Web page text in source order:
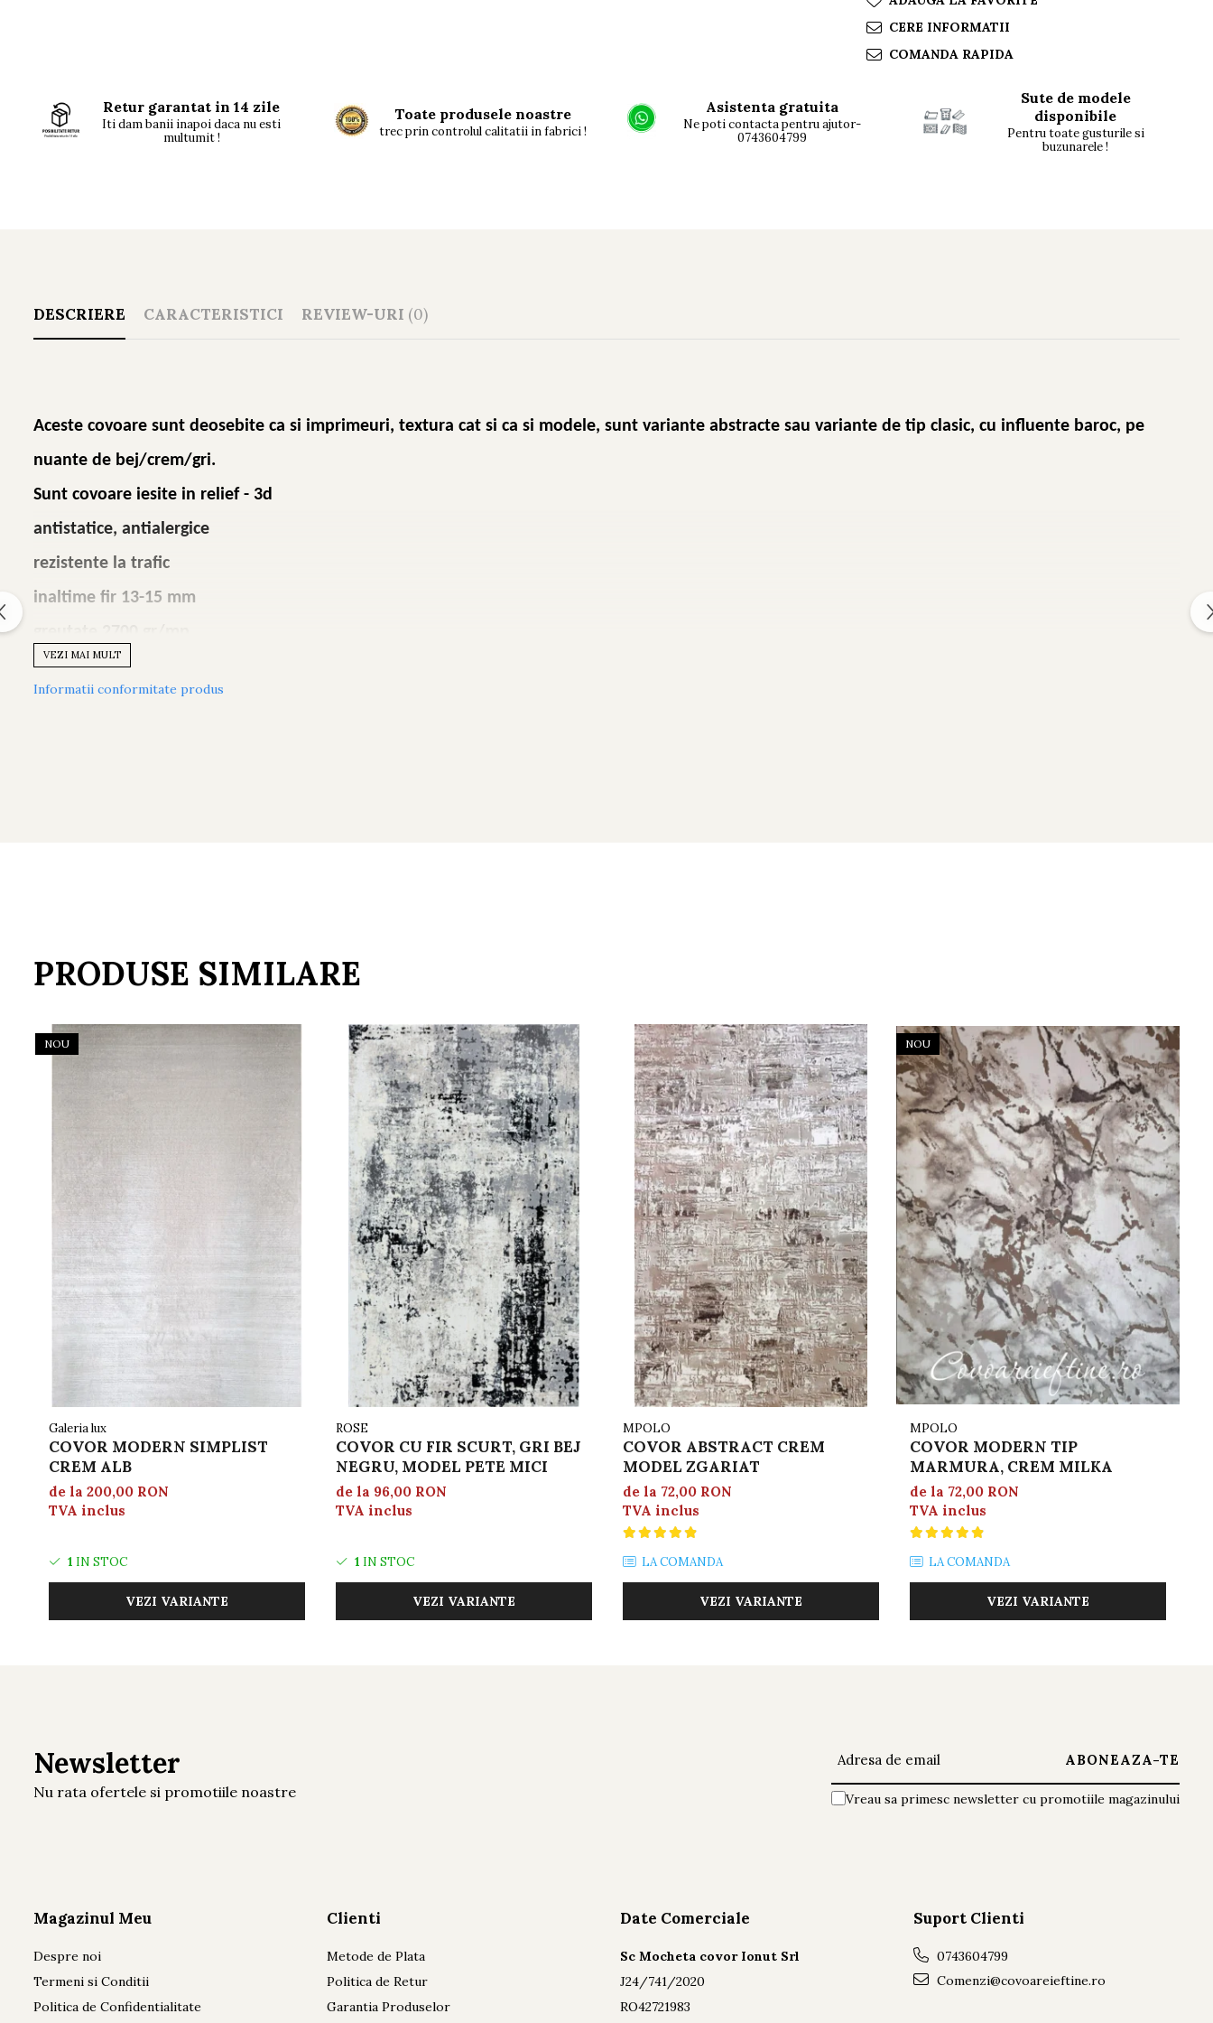
CERE INFORMATII
COMANDA RAPIDA
Retur garantat in 14 zile
Iti dam banii inapoi daca nu esti
multumit !
Toate produsele noastre
trec prin controlul calitatii in fabrici !
Asistenta gratuita
Ne poti contacta pentru ajutor-
0743604799
Sute de modele
disponibile
Pentru toate gusturile si
buzunarele !
DESCRIERE CARACTERISTICI REVIEW-URI (0)
Aceste covoare sunt deosebite ca si imprimeuri, textura cat si ca si modele, sunt variante abstracte sau variante de tip clasic, cu influente baroc, pe
nuante de bej/crem/gri.
Sunt covoare iesite in relief - 3d
antistatice, antialergice
rezistente la trafic
inaltime fir 13-15 mm
tesute mecanic
VEZI MAI MULT
Informatii conformitate produs
PRODUSE SIMILARE
NOU
Galeria lux
COVOR MODERN SIMPLIST
CREM ALB
de la 200,00 RON
TVA inclus
1 IN STOC
VEZI VARIANTE
ROSE
COVOR CU FIR SCURT, GRI BEJ
NEGRU, MODEL PETE MICI
de la 96,00 RON
TVA inclus
1 IN STOC
VEZI VARIANTE
MPOLO
COVOR ABSTRACT CREM
MODEL ZGARIAT
de la 72,00 RON
TVA inclus
LA COMANDA
VEZI VARIANTE
NOU
MPOLO
COVOR MODERN TIP
MARMURA, CREM MILKA
de la 72,00 RON
TVA inclus
LA COMANDA
VEZI VARIANTE
Newsletter
Nu rata ofertele si promotiile noastre Vreau sa primesc newsletter cu promotiile magazinului
Magazinul Meu
Despre noi
Termeni si Conditii
Politica de Confidentialitate
Clienti
Metode de Plata
Politica de Retur
Garantia Produselor
Date Comerciale
Sc Mocheta covor Ionut Srl
J24/741/2020
RO42721983
Suport Clienti
0743604799
Comenzi@covoareieftine.ro